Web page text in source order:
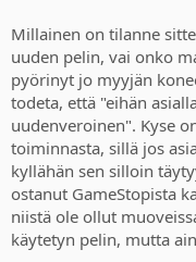
Millainen on tilanne
uuden pelin, vai onko
pyörinyt jo myyjän
todeta, että "eihän
uudenveroinen". Kyse
toiminnasta, sillä jos
kyllähän sen silloin
ostanut GameStopista
niistä ole ollut
käytetyn pelin, mutta